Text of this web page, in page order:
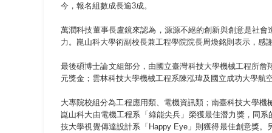
今，報名組數成長逾3成。
萬潤科技董事長盧鏡來認為，源源不絕的創新與創意是社
力。崑山科大學術副校長兼工程學院院長周煥銘則表示，
最後碩博士論文組部分，由國立臺灣科技大學機械工程所
元獎金；雲林科技大學機械工程系陳泓瑋及國立成功大學航
大專院校組分為工程應用類、電機資訊類；南臺科技大學
崑山科大由電機工程系「綠能尖兵」榮獲最佳潛力獎，同
技大學視覺傳達設計系「Happy Eye」則獲得最佳創意獎